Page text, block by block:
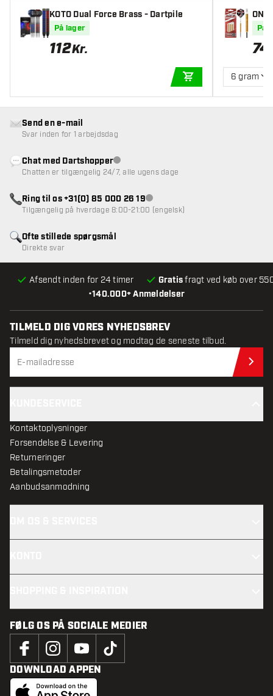
KOTO Dual Force Brass - Dartpile
På lager
112Kr.
TILFØJ TIL KURV
På
74
6 gram
•140.000+ Anmeldelser
Afsendt inden for 24 timer Gratisfragt ved køb over
Ofte stillede spørgsmål
Direkte svar
Send en e-mail
Svar inden for 1 arbejdsdag
Chat med DartshopperKundeservice ikke tilgængelig
Chatten er tilgængelig 24/7, alle ugens dage
Ring til os +31(0) 85 000 26 19Kundeservice ikke tilgængelig
Tilgængelig på hverdage 8:00-21:00 (engelsk)
TILMELD DIG VORES NYHEDSBREV
Tilmeld dig nyhedsbrevet og modtag de seneste tilbud.
Kontaktoplysninger
Forsendelse & Levering
Returneringer
Betalingsmetoder
Aanbudsanmodning
FØLG OS PÅ SOCIALE MEDIER
DOWNLOAD APPEN